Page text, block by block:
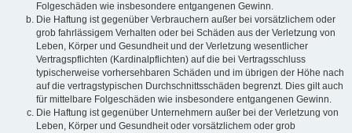
Folgeschäden wie insbesondere entgangenen Gewinn.
Die Haftung ist gegenüber Verbrauchern außer bei vorsätzlichem oder
grob fahrlässigem Verhalten oder bei Schäden aus der Verletzung von
Leben, Körper und Gesundheit und der Verletzung wesentlicher
Vertragspflichten (Kardinalpflichten) auf die bei Vertragsschluss
typischerweise vorhersehbaren Schäden und im übrigen der Höhe nach
auf die vertragstypischen Durchschnittsschäden begrenzt. Dies gilt auch
für mittelbare Folgeschäden wie insbesondere entgangenen Gewinn.
Die Haftung ist gegenüber Unternehmern außer bei der Verletzung von
Leben, Körper und Gesundheit oder vorsätzlichem oder grob